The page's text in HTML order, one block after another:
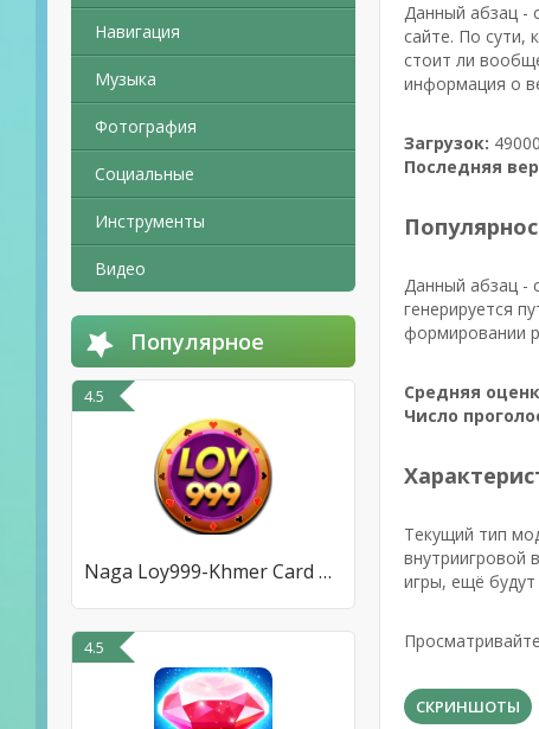
Навигация
Музыка
Фотография
Социальные
Инструменты
Видео
Популярное
4.5
Naga Loy999-Khmer Card Games
4.5
Данный абзац -
сайте. По сути,
стоит ли
информация о
Загрузок:
Последняя
Данный абзац -
генерируется
формировании
Средняя
Число
Текущий тип
внутриигровой
игры, ещё
СКРИНШОТЫ